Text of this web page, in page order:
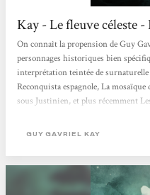
Kay - Le fleuve céleste
On connaît la propension de Guy
personnages historiques bien
interprétation teintée de surnaturelle
Reconquista espagnole, La
sous Justinien, et plus récemment
d’écart dans Le fleuve céleste,
GUY GAVRIEL KAY